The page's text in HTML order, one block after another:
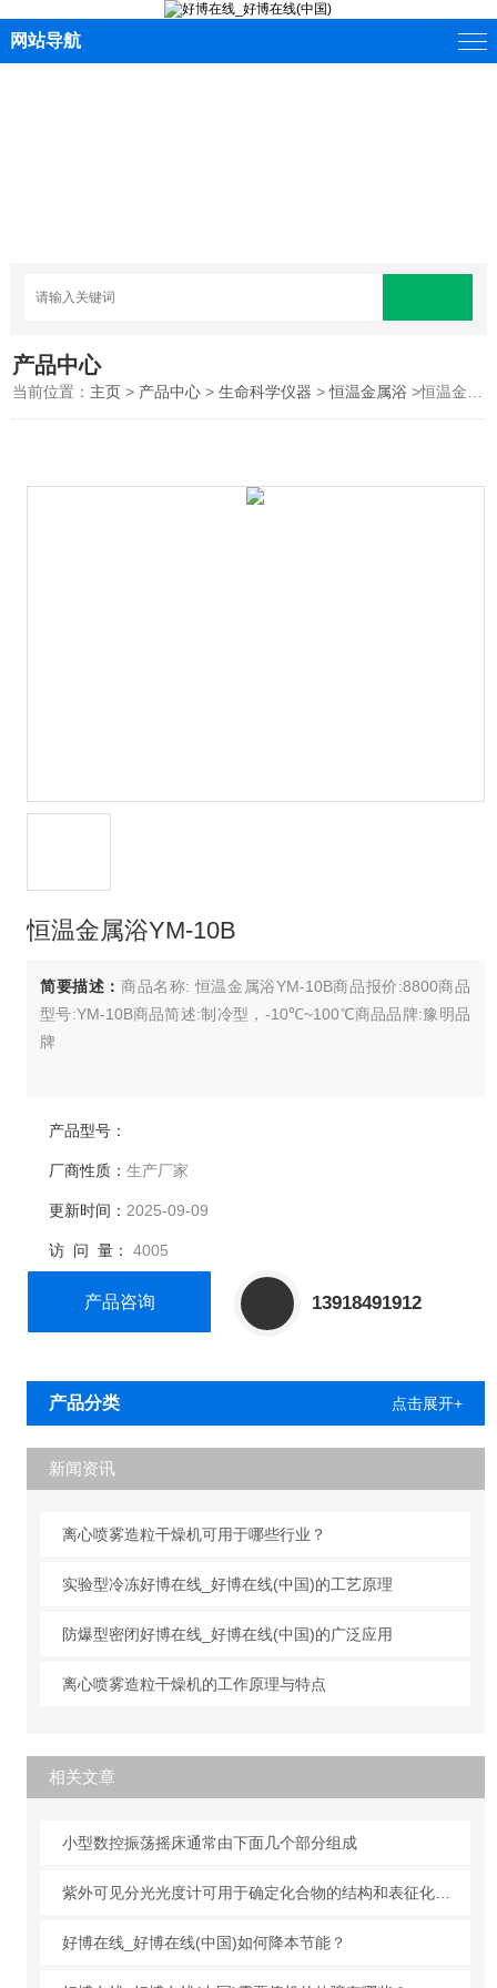
网站导航
产品中心
当前位置： 主页 > 产品中心 >生命科学仪器 >恒温金属浴 >恒温金属浴YM-10B
恒温金属浴YM-10B
简要描述： 商品名称: 恒温金属浴YM-10B商品报价:8800商品
型号:YM-10B商品简述:制冷型，-10℃~100℃商品品牌:豫明品
牌
产品型号：
厂商性质： 生产厂家
更新时间： 2025-09-09
访 问 量： 4005
产品咨询 13918491912
产品分类 点击展开+
新闻资讯
离心喷雾造粒干燥机可用于哪些行业？
实验型冷冻好博在线_好博在线(中国)的工艺原理
防爆型密闭好博在线_好博在线(中国)的广泛应用
离心喷雾造粒干燥机的工作原理与特点
相关文章
小型数控振荡摇床通常由下面几个部分组成
好博在线_好博在线(中国)如何降本节能？